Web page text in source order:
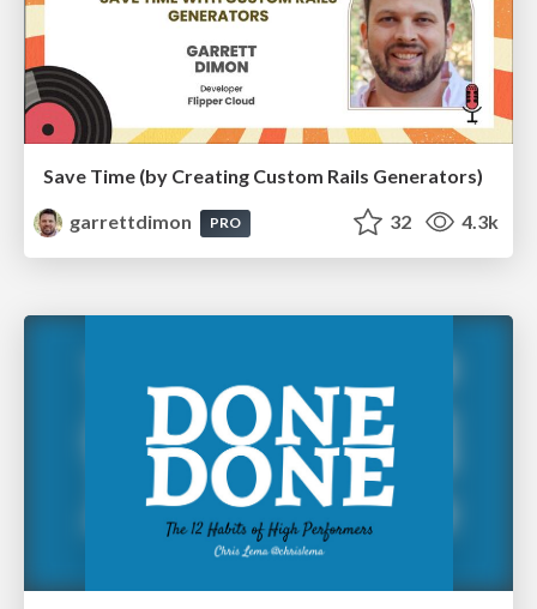
Save Time (by Creating Custom Rails Generators)
garrettdimon
PRO 32 4.3k